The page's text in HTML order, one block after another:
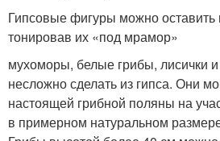
Гипсовые фигуры можно оставить
тонировав их «под мрамор»
мухоморы, белые грибы, лисички
несложно сделать из гипса. Они
настоящей грибной поляны на
в примерном натуральном